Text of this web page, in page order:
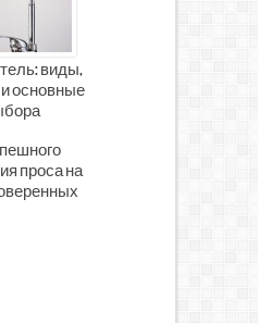
виды,
основные
проса на